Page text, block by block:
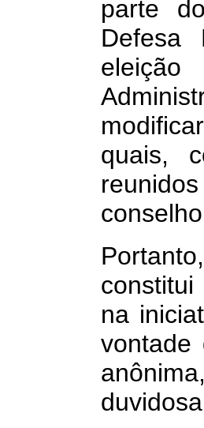
parte
Defesa
quais,
na
vontade